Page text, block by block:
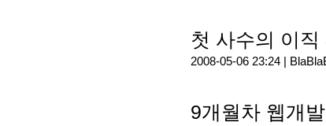
첫 사수의 이직
2008-05-06 23:24 |
9개월차 웹개